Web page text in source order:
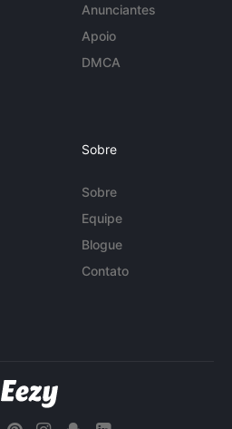
Anunciantes
Apoio
DMCA
Sobre
Sobre
Equipe
Blogue
Contato